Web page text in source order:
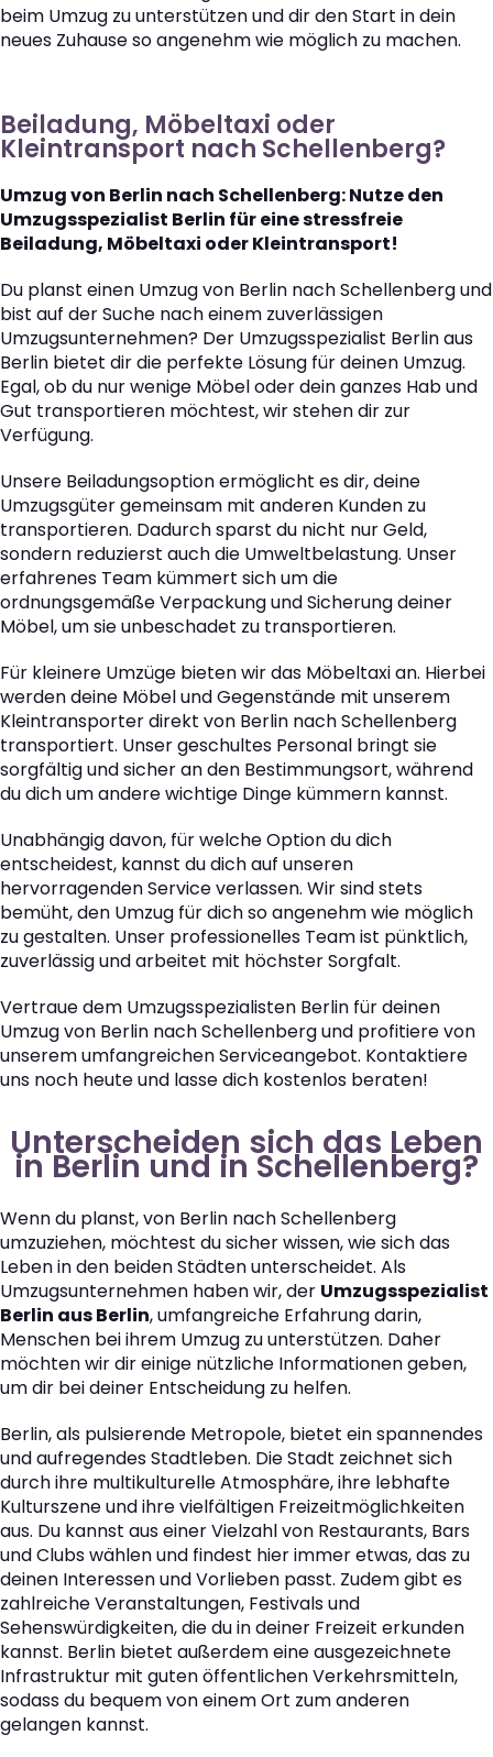
beim Umzug zu unterstützen und dir den Start in dein
neues Zuhause so angenehm wie möglich zu machen.
Beiladung, Möbeltaxi oder
Kleintransport nach Schellenberg?
Umzug von Berlin nach Schellenberg: Nutze den
Umzugsspezialist Berlin für eine stressfreie
Beiladung, Möbeltaxi oder Kleintransport!
Du planst einen Umzug von Berlin nach Schellenberg und
bist auf der Suche nach einem zuverlässigen
Umzugsunternehmen? Der Umzugsspezialist Berlin aus
Berlin bietet dir die perfekte Lösung für deinen Umzug.
Egal, ob du nur wenige Möbel oder dein ganzes Hab und
Gut transportieren möchtest, wir stehen dir zur
Verfügung.
Unsere Beiladungsoption ermöglicht es dir, deine
Umzugsgüter gemeinsam mit anderen Kunden zu
transportieren. Dadurch sparst du nicht nur Geld,
sondern reduzierst auch die Umweltbelastung. Unser
erfahrenes Team kümmert sich um die
ordnungsgemäße Verpackung und Sicherung deiner
Möbel, um sie unbeschadet zu transportieren.
Für kleinere Umzüge bieten wir das Möbeltaxi an. Hierbei
werden deine Möbel und Gegenstände mit unserem
Kleintransporter direkt von Berlin nach Schellenberg
transportiert. Unser geschultes Personal bringt sie
sorgfältig und sicher an den Bestimmungsort, während
du dich um andere wichtige Dinge kümmern kannst.
Unabhängig davon, für welche Option du dich
entscheidest, kannst du dich auf unseren
hervorragenden Service verlassen. Wir sind stets
bemüht, den Umzug für dich so angenehm wie möglich
zu gestalten. Unser professionelles Team ist pünktlich,
zuverlässig und arbeitet mit höchster Sorgfalt.
Vertraue dem Umzugsspezialisten Berlin für deinen
Umzug von Berlin nach Schellenberg und profitiere von
unserem umfangreichen Serviceangebot. Kontaktiere
uns noch heute und lasse dich kostenlos beraten!
Unterscheiden sich das Leben
in Berlin und in Schellenberg?
Wenn du planst, von Berlin nach Schellenberg
umzuziehen, möchtest du sicher wissen, wie sich das
Leben in den beiden Städten unterscheidet. Als
Umzugsunternehmen haben wir, der Umzugsspezialist
Berlin aus Berlin, umfangreiche Erfahrung darin,
Menschen bei ihrem Umzug zu unterstützen. Daher
möchten wir dir einige nützliche Informationen geben,
um dir bei deiner Entscheidung zu helfen.
Berlin, als pulsierende Metropole, bietet ein spannendes
und aufregendes Stadtleben. Die Stadt zeichnet sich
durch ihre multikulturelle Atmosphäre, ihre lebhafte
Kulturszene und ihre vielfältigen Freizeitmöglichkeiten
aus. Du kannst aus einer Vielzahl von Restaurants, Bars
und Clubs wählen und findest hier immer etwas, das zu
deinen Interessen und Vorlieben passt. Zudem gibt es
zahlreiche Veranstaltungen, Festivals und
Sehenswürdigkeiten, die du in deiner Freizeit erkunden
kannst. Berlin bietet außerdem eine ausgezeichnete
Infrastruktur mit guten öffentlichen Verkehrsmitteln,
sodass du bequem von einem Ort zum anderen
gelangen kannst.